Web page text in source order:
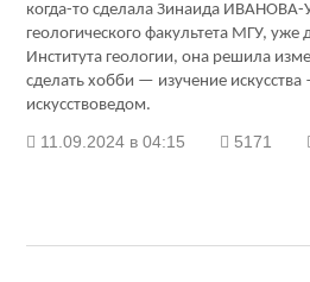
когда-то сделала Зинаида
геологического факультета МГУ, уже
Института геологии, она решила
сделать хобби — изучение
искусствоведом.
11.09.2024 в 04:15 5171